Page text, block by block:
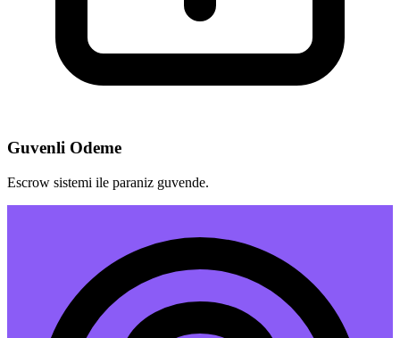
Guvenli Odeme
Escrow sistemi ile paraniz guvende.